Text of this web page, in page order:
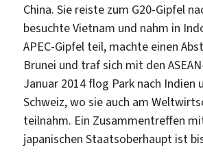
China. Sie reiste zum G20-Gipfel
besuchte Vietnam und nahm in
APEC-Gipfel teil, machte einen
Brunei und traf sich mit den
Januar 2014 flog Park nach Indien
Schweiz, wo sie auch am
teilnahm. Ein Zusammentreffen
japanischen Staatsoberhaupt ist